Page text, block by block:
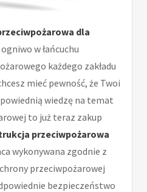
dla
w łańcuchu
każdego zakładu
mieć pewność, że Twoi
wiedzę na temat
to już teraz zakup
przeciwpożarowa
wykonywana zgodnie z
przeciwpożarowej
bezpieczeństwo